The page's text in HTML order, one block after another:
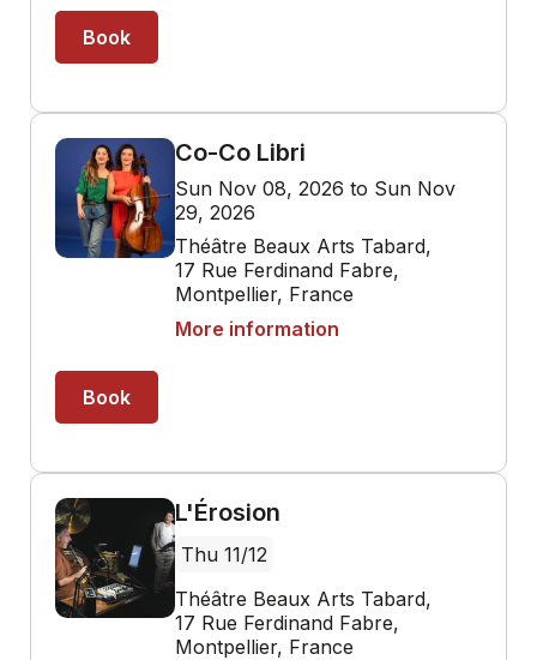
Book
Co-Co Libri
Sun Nov 08, 2026 to Sun Nov
29, 2026
Théâtre Beaux Arts Tabard,
17 Rue Ferdinand Fabre,
Montpellier, France
More information
Book
L'Érosion
Thu 11/12
Théâtre Beaux Arts Tabard,
17 Rue Ferdinand Fabre,
Montpellier, France